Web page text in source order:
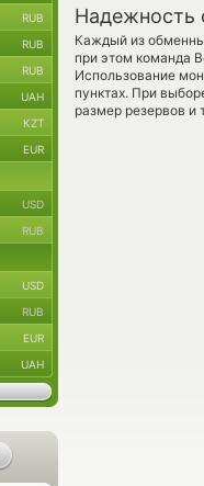
Надежность
Каждый из
при этом команда
Использование
пунктах. При
размер резервов и
RUB
RUB
RUB
UAH
KZT
EUR
USD
RUB
USD
RUB
EUR
UAH